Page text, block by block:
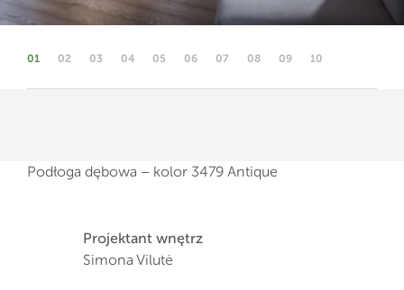
01 02 03 04 05 06 07 08 09 10
Podłoga dębowa – kolor 3479 Antique
Projektant wnętrz
Simona Vilutė